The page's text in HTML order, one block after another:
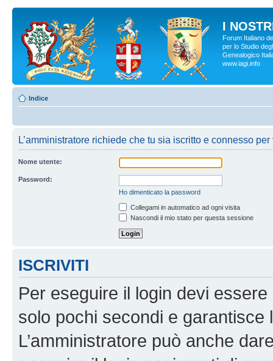
I
Forum Italiano
per lo Studio
Genealogico
www.iagi.info
Indice
L’amministratore richiede che tu sia iscritto e connesso
Nome utente:
Password:
Ho dimenticato la password
Collegami in automatico ad ogni visita
Nascondi il mio stato per questa sessione
ISCRIVITI
Per eseguire il login devi
solo pochi secondi e garantisce
L’amministratore può anche